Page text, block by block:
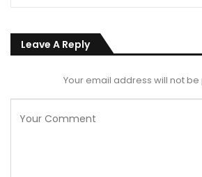
Leave A Reply
Your email address will not